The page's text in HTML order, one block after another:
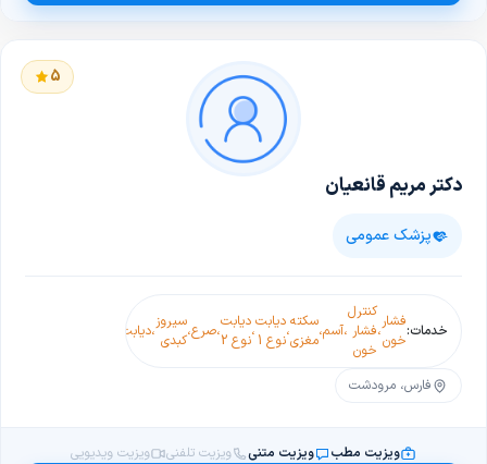
5
دکتر مریم قانعیان
پزشک عمومی
خدمات:فشار
خون،
کنترل
فشار
خون
،آسم،سکته
مغزی،دیابت
نوع 1
،دیابت
نوع 2
،صرع،سیروز
کبدی ،دیابت
فارس، مرودشت
ویزیت مطب ویزیت متنی ویزیت تلفنی ویزیت ویدیویی